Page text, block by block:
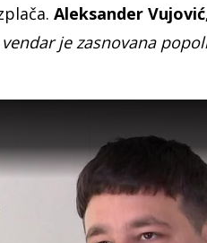
Aleksander
je zasnovana